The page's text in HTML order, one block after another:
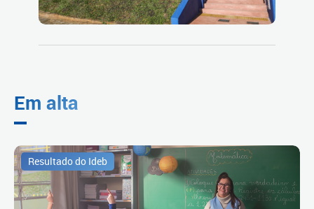
Em alta
Resultado do Ideb